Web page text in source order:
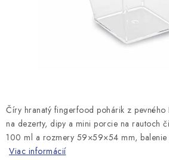
Číry hranatý fingerfood pohárik z pevného
na dezerty, dipy a mini porcie na rautoch
100 ml a rozmery 59×59×54 mm, balenie
Viac informácií